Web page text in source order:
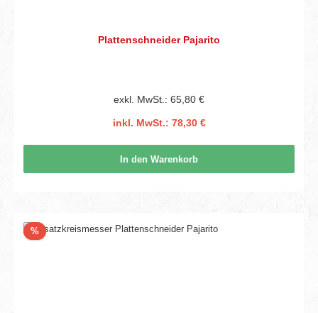
Plattenschneider Pajarito
exkl. MwSt.: 65,80 €
inkl. MwSt.: 78,30 €
In den Warenkorb
%Rabatt